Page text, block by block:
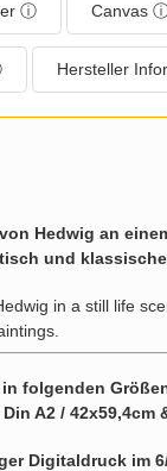
ⓘ Canvas
Hersteller
Hedwig an
und
in a still life
folgenden
A2 / 42x59,4cm
Digitaldruck im